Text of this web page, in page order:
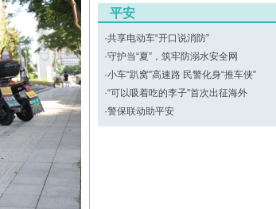
平安
·共享电动车“开口说消防”
·守护当“夏”，筑牢防溺水安全网
·小车“趴窝”高速路 民警化身“推车侠”
·“可以吸着吃的李子”首次出征海外
·警保联动助平安